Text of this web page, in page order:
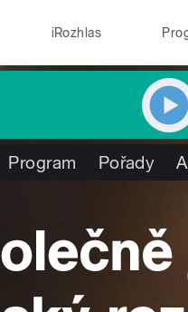
iRozhlas
Program Pořady